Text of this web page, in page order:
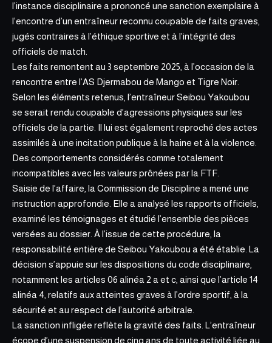
l’instance disciplinaire a prononcé une sanction exemplaire à
l’encontre d’un entraîneur reconnu coupable de faits graves,
jugés contraires à l’éthique sportive et à l’intégrité des
officiels de match.
Les faits remontent au 3 septembre 2025, à l’occasion de la
rencontre entre l’AS Djermabou de Mango et Tigre Noir.
Selon les éléments retenus, l’entraîneur Seibou Yakoubou
se serait rendu coupable d’agressions physiques sur les
officiels de la partie. Il lui est également reproché des actes
assimilés à une incitation publique à la haine et à la violence.
Des comportements considérés comme totalement
incompatibles avec les valeurs prônées par la FTF.
Saisie de l’affaire, la Commission de Discipline a mené une
instruction approfondie. Elle a analysé les rapports officiels,
examiné les témoignages et étudié l’ensemble des pièces
versées au dossier. À l’issue de cette procédure, la
responsabilité entière de Seibou Yakoubou a été établie. La
décision s’appuie sur les dispositions du code disciplinaire,
notamment les articles 06 alinéa 2 a et c, ainsi que l’article 14
alinéa 4, relatifs aux atteintes graves à l’ordre sportif, à la
sécurité et au respect de l’autorité arbitrale.
La sanction infligée reflète la gravité des faits. L’entraîneur
écope d’une suspension de cinq ans de toute activité liée au